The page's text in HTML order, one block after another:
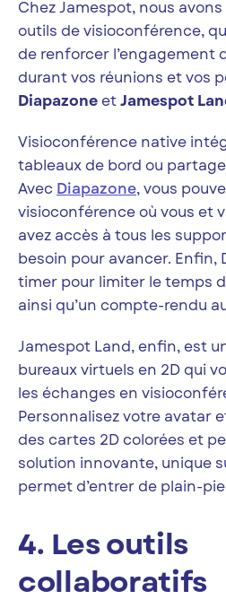
Chez Jamespot, nous
outils de visioconférence,
de renforcer l’engagement
durant vos réunions et vos
DiapazoneetJamespot
Visioconférence native
tableaux de bord ou
Avec Diapazone, vous
visioconférence où vous et
avez accès à tous les
besoin pour avancer. Enfin,
timer pour limiter le temps
ainsi qu’un compte-rendu
Jamespot Land, enfin, est
bureaux virtuels en 2D qui
les échanges en
Personnalisez votre avatar
des cartes 2D colorées et
solution innovante, unique
permet d’entrer de plain-
4. Les outils
collaboratifs